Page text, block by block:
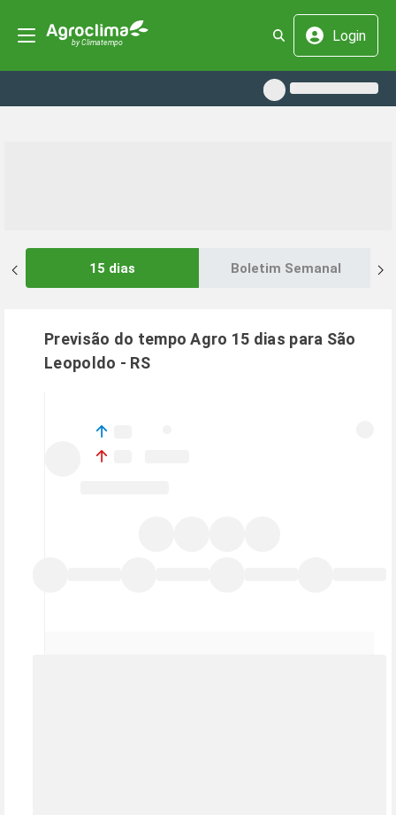
Login
15 dias Boletim Semanal
Previsão do tempo Agro 15 dias para São
Leopoldo - RS